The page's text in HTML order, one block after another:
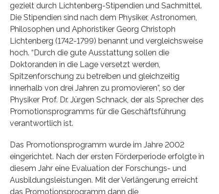
gezielt durch Lichtenberg-Stipendien und Sachmittel.
Die Stipendien sind nach dem Physiker, Astronomen,
Philosophen und Aphoristiker Georg Christoph
Lichtenberg (1742-1799) benannt und vergleichsweise
hoch. “Durch die gute Ausstattung sollen die
Doktoranden in die Lage versetzt werden,
Spitzenforschung zu betreiben und gleichzeitig
innerhalb von drei Jahren zu promovieren”, so der
Physiker Prof. Dr. Jürgen Schnack, der als Sprecher des
Promotionsprogramms für die Geschäftsführung
verantwortlich ist.
Das Promotionsprogramm wurde im Jahre 2002
eingerichtet. Nach der ersten Förderperiode erfolgte in
diesem Jahr eine Evaluation der Forschungs- und
Ausbildungsleistungen. Mit der Verlängerung erreicht
das Promotionsprogramm dann die